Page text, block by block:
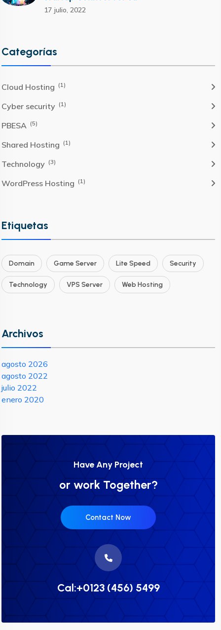
17 julio, 2022
Categorías
Cloud Hosting (1)
Cyber security (1)
PBESA (5)
Shared Hosting (1)
Technology (3)
WordPress Hosting (1)
Etiquetas
Domain Game Server Lite Speed Security
Technology VPS Server Web Hosting
Archivos
agosto 2026
agosto 2022
julio 2022
enero 2020
Have Any Project
or work Together?
Contact Now
Cal:+0123 (456) 5499